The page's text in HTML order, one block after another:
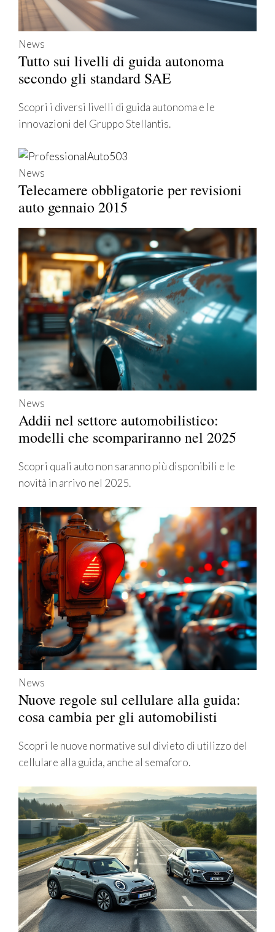
News
Tutto sui livelli di guida autonoma
secondo gli standard SAE
Scopri i diversi livelli di guida autonoma e le
innovazioni del Gruppo Stellantis.
News
Telecamere obbligatorie per revisioni
auto gennaio 2015
News
Addii nel settore automobilistico:
modelli che scompariranno nel 2025
Scopri quali auto non saranno più disponibili e le
novità in arrivo nel 2025.
News
Nuove regole sul cellulare alla guida:
cosa cambia per gli automobilisti
Scopri le nuove normative sul divieto di utilizzo del
cellulare alla guida, anche al semaforo.